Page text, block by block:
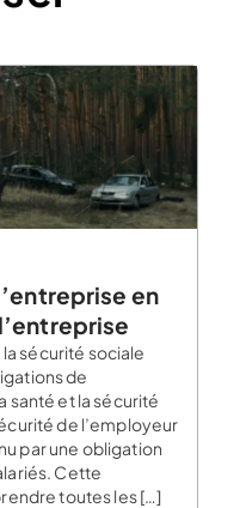
en
sécurité sociale
de
santé et la sécurité
de l’employeur
par une obligation
Cette
toutes les […]